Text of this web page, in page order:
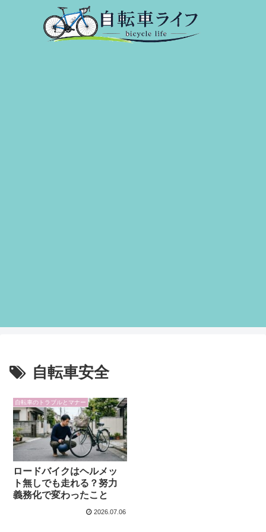
自転車安全
自転車のトラブルとマナー
ロードバイクはヘルメッ
ト無しでも走れる？努力
義務化で変わったこと
2026.07.06